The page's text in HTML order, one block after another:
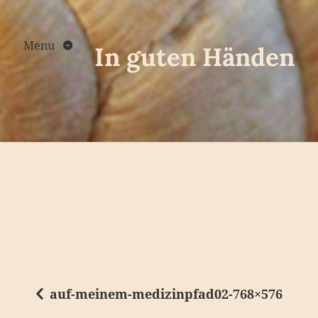
Skip
to
contentMenu In guten Händen
auf-meinem-medizinpfad02-768×576